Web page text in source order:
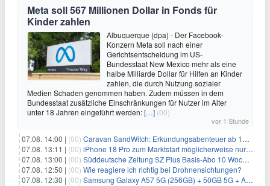
Meta soll 567 Millionen Dollar in Fonds für
Kinder zahlen
Albuquerque (dpa) - Der Facebook-
Konzern Meta soll nach einer
Gerichtsentscheidung im US-
Bundesstaat New Mexico mehr als eine
halbe Milliarde Dollar für Hilfen an Kinder
zahlen, die durch Nutzung sozialer
Medien Schaden genommen haben. Zudem müssen in dem
Bundesstaat zusätzliche Einschränkungen für Nutzer im Alter
unter 18 Jahren eingeführt werden:[…] (00)
vor 1 Stunde
07.08. 14:00 | (00) Caravan SandWitch: Erkundungsabenteuer ab 13.08. gratis im Epic Games Store
07.08. 13:11 | (00) iPhone 18 Pro zum Marktstart möglicherweise nur begrenzt verfügbar
07.08. 13:00 | (00) Süddeutsche Zeitung SZ Plus Basis-Abo 10 Wochen für 10€
07.08. 12:50 | (00) Wie reagiere ich richtig bei Drohnensichtungen?
07.08. 12:30 | (00) Samsung Galaxy A57 5G (256GB) + 50GB 5G + Alles-Flat im Vodafone-Netz für 19,99€/Monat – eff. 2,36€/Monat